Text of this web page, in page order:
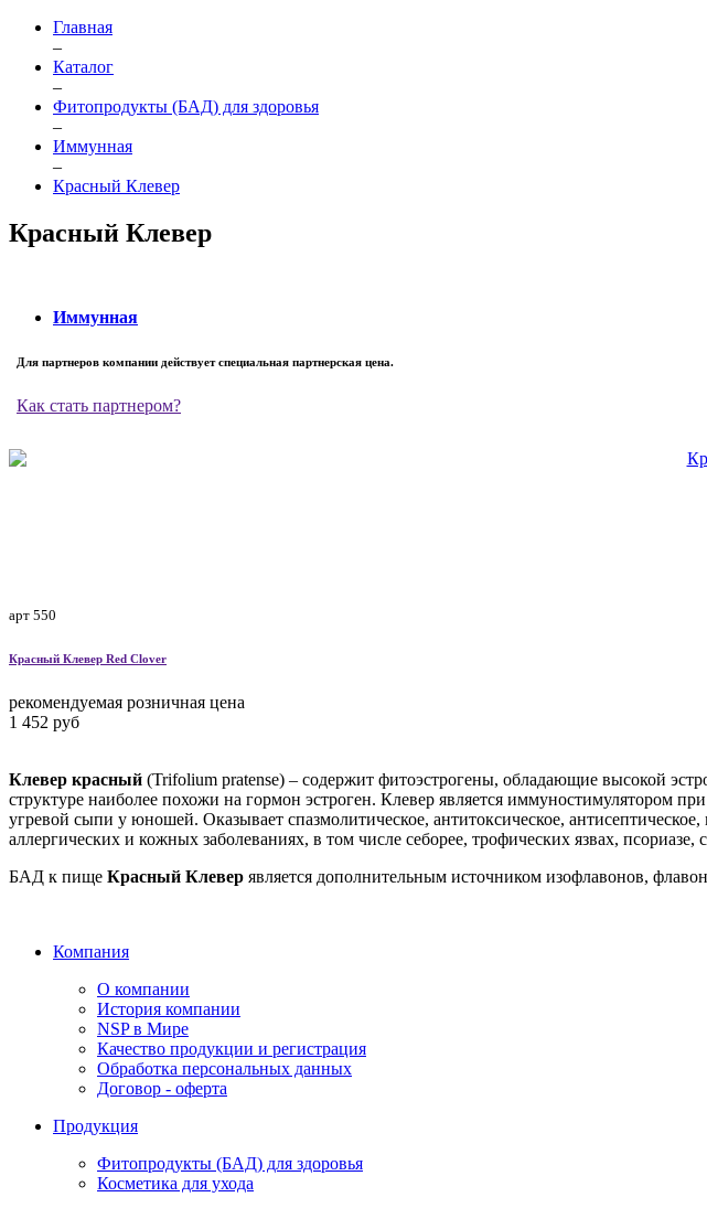
Главная
–
Каталог
–
Фитопродукты (БАД) для здоровья
–
Иммунная
–
Красный Клевер
Красный Клевер
Иммунная
Для партнеров компании действует специальная партнерская цена.
Как стать партнером?
арт 550
Красный Клевер Red Clover
рекомендуемая розничная цена
1 452 руб
Клевер красный (Trifolium pratense) – содержит фитоэстрогены, обладающие высокой
структуре наиболее похожи на гормон эстроген. Клевер является иммуностимулятором
угревой сыпи у юношей. Оказывает спазмолитическое, антитоксическое,
аллергических и кожных заболеваниях, в том числе себорее, трофических язвах,
БАД к пище Красный Клевер является дополнительным источником изофлавонов,
Компания
О компании
История компании
NSP в Мире
Качество продукции и регистрация
Обработка персональных данных
Договор - оферта
Продукция
Фитопродукты (БАД) для здоровья
Косметика для ухода